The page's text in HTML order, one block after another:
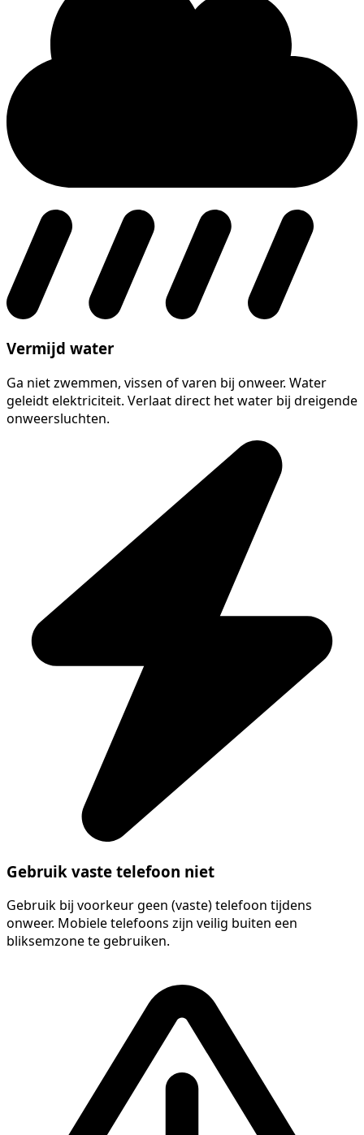
Vermijd water
Ga niet zwemmen, vissen of varen bij onweer. Water
geleidt elektriciteit. Verlaat direct het water bij dreigende
onweersluchten.
Gebruik vaste telefoon niet
Gebruik bij voorkeur geen (vaste) telefoon tijdens
onweer. Mobiele telefoons zijn veilig buiten een
bliksemzone te gebruiken.